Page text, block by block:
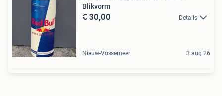
Blikvorm
€ 30,00 Details
Nieuw-Vossemeer 3 aug 26